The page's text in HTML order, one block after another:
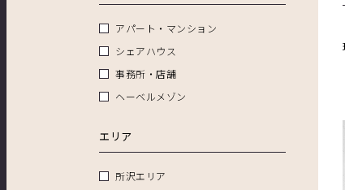
アパート・マンション
シェアハウス
事務所・店舗
ヘーベルメゾン
エリア
所沢エリア